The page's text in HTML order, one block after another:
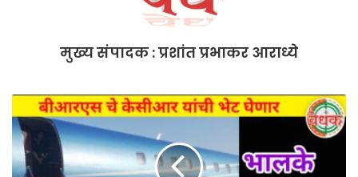
मुख्य संपादक : प्रशांत प्रभाकर आराध्ये